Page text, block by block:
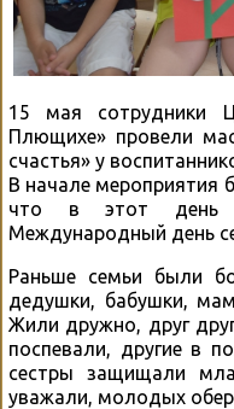
15 мая сотрудники
Плющихе» провели
счастья» у
В начале мероприятия
что в этот день
Международный день
Раньше семьи были
дедушки, бабушки,
Жили дружно, друг
поспевали, другие в
сестры защищали
уважали, молодых